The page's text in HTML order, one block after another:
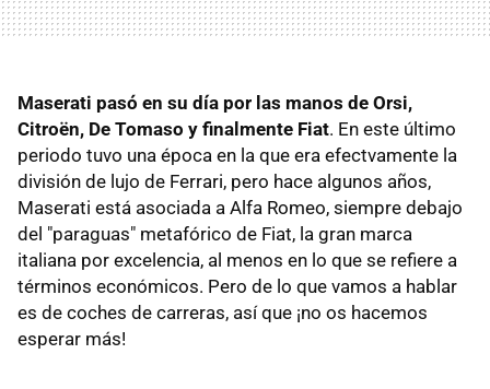
Maserati pasó en su día por las manos de Orsi,
Citroën, De Tomaso y finalmente Fiat. En este último
periodo tuvo una época en la que era efectvamente la
división de lujo de Ferrari, pero hace algunos años,
Maserati está asociada a Alfa Romeo, siempre debajo
del "paraguas" metafórico de Fiat, la gran marca
italiana por excelencia, al menos en lo que se refiere a
términos económicos. Pero de lo que vamos a hablar
es de coches de carreras, así que ¡no os hacemos
esperar más!